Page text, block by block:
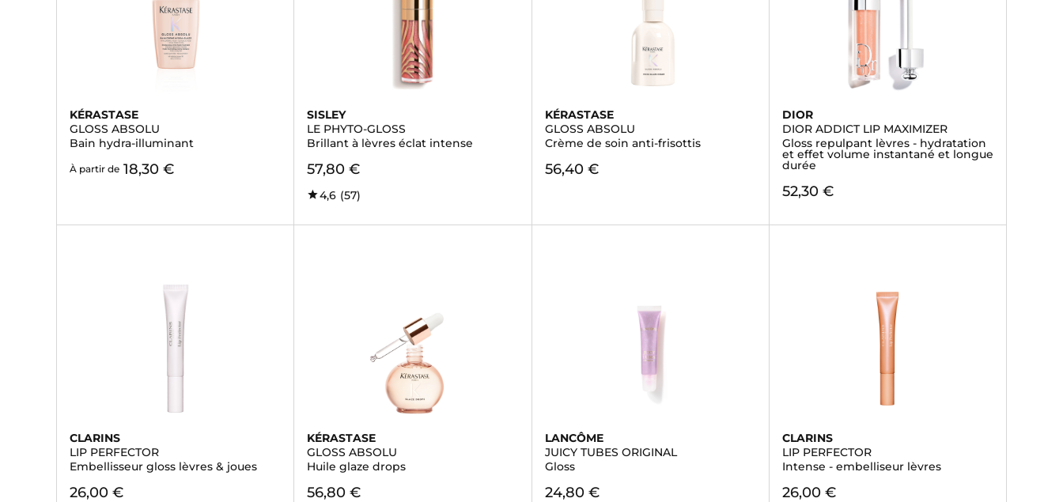
KÉRASTASE
GLOSS ABSOLU
Bain hydra-illuminant
À partir de 18,30 €
SISLEY
LE PHYTO-GLOSS
Brillant à lèvres éclat intense
57,80 €
4,6 (57)
KÉRASTASE
GLOSS ABSOLU
Crème de soin anti-frisottis
56,40 €
DIOR
DIOR ADDICT LIP MAXIMIZER
Gloss repulpant lèvres - hydratation
et effet volume instantané et longue
durée
52,30 €
CLARINS
LIP PERFECTOR
Embellisseur gloss lèvres & joues
26,00 €
KÉRASTASE
GLOSS ABSOLU
Huile glaze drops
56,80 €
LANCÔME
JUICY TUBES ORIGINAL
Gloss
24,80 €
CLARINS
LIP PERFECTOR
Intense - embelliseur lèvres
26,00 €